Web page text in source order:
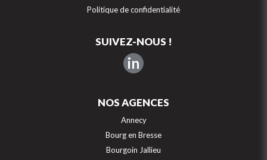
Politique de confidentialité
SUIVEZ-NOUS !
in
NOS AGENCES
Annecy
Bourg en Bresse
Bourgoin Jallieu